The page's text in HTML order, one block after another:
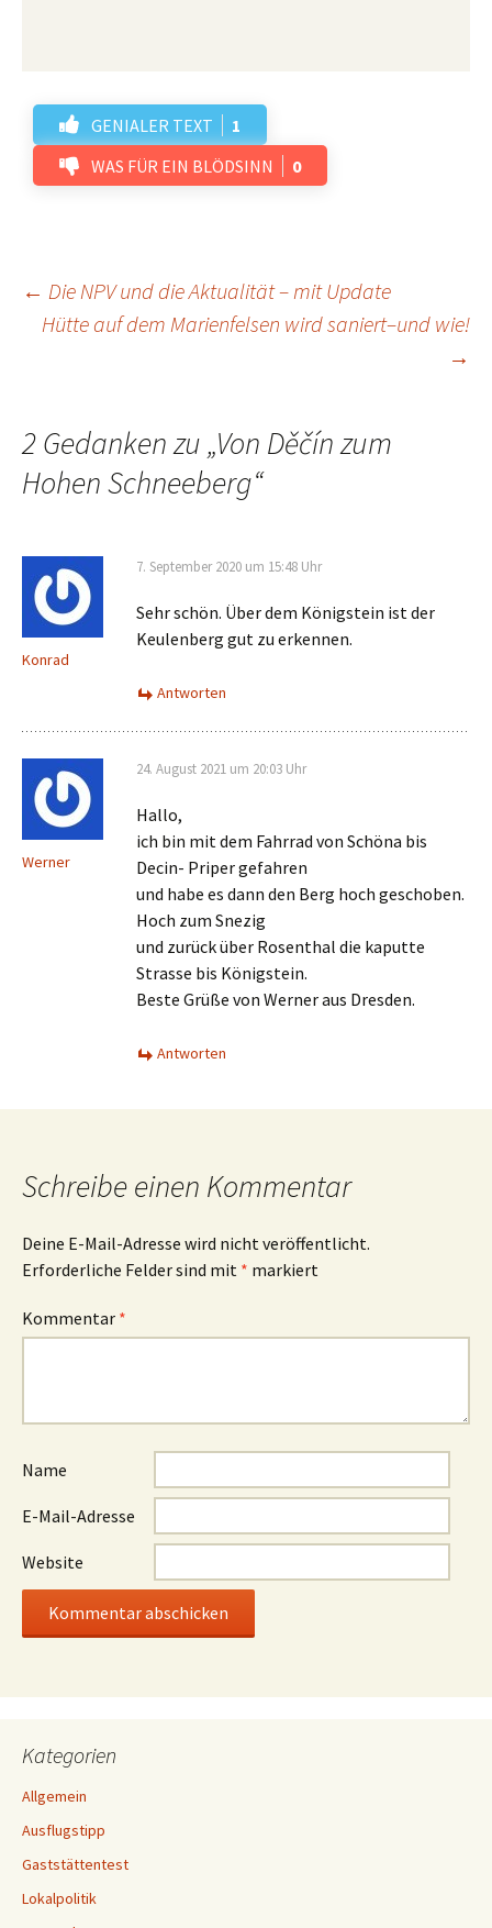
GENIALER TEXT
1
WAS FÜR EIN BLÖDSINN
0
Beitrags-
← Die NPV und die Aktualität – mit Update
Hütte auf dem Marienfelsen wird saniert–und wie!
→
2 Gedanken zu „Von Děčín zum
Hohen Schneeberg“
Konrad
7. September 2020 um 15:48 Uhr
Sehr schön. Über dem Königstein ist der
Keulenberg gut zu erkennen.
Antworten
Werner
24. August 2021 um 20:03 Uhr
Hallo,
ich bin mit dem Fahrrad von Schöna bis
Decin- Priper gefahren
und habe es dann den Berg hoch geschoben.
Hoch zum Snezig
und zurück über Rosenthal die kaputte
Strasse bis Königstein.
Beste Grüße von Werner aus Dresden.
Antworten
Schreibe einen Kommentar
Deine E-Mail-Adresse wird nicht veröffentlicht.
Erforderliche Felder sind mit * markiert
Kommentar *
Name
E-Mail-Adresse
Website
Kategorien
Allgemein
Ausflugstipp
Gaststättentest
Lokalpolitik